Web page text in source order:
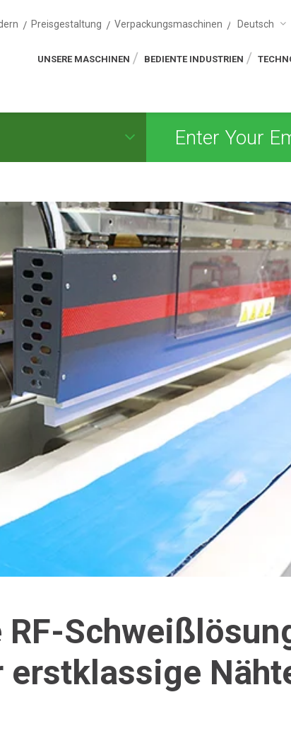
Preisgestaltung Verpackungsmaschinen Deutsch
UNSERE MASCHINEN BEDIENTE INDUSTRIEN
erstklassige